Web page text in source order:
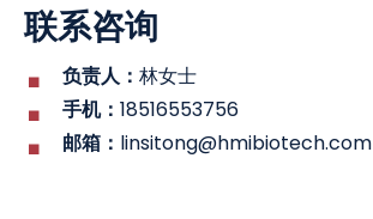
联系咨询
负责人： 林女士
手机： 18516553756
邮箱： linsitong@hmibiotech.com